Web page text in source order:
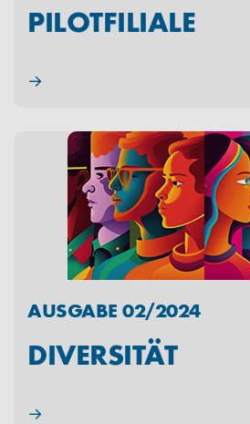
PILOTFILIALE
→
AUSGABE 02/2024
DIVERSITÄT
→